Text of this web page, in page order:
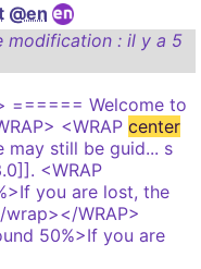
@en
modification : il y a 5
====== Welcome to
<WRAP center
may still be guid... s
<WRAP
you are lost, the
WRAP>
50%>If you are